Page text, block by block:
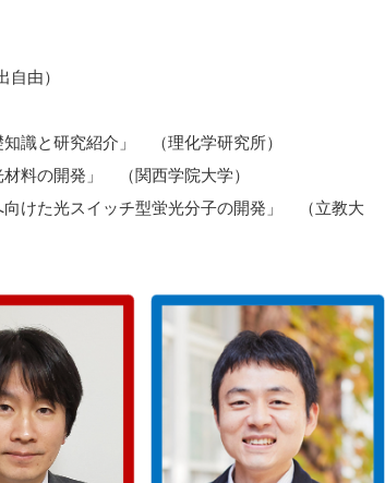
自由）
識と研究紹介」 （理化学研究所）
料の開発」 （関西学院大学）
向けた光スイッチ型蛍光分子の開発」 （立教大